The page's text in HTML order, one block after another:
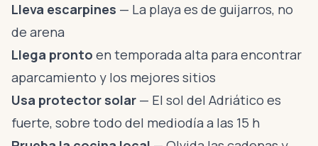
Lleva escarpines — La playa es de guijarros, no
de arena
Llega pronto en temporada alta para encontrar
aparcamiento y los mejores sitios
Usa protector solar — El sol del Adriático es
fuerte, sobre todo del mediodía a las 15 h